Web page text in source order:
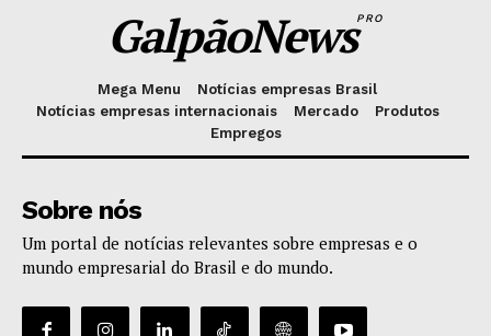
GalpãoNewsPRO
Mega Menu
Notícias empresas Brasil
Notícias empresas internacionais
Mercado
Produtos
Empregos
Sobre nós
Um portal de notícias relevantes sobre empresas e o
mundo empresarial do Brasil e do mundo.